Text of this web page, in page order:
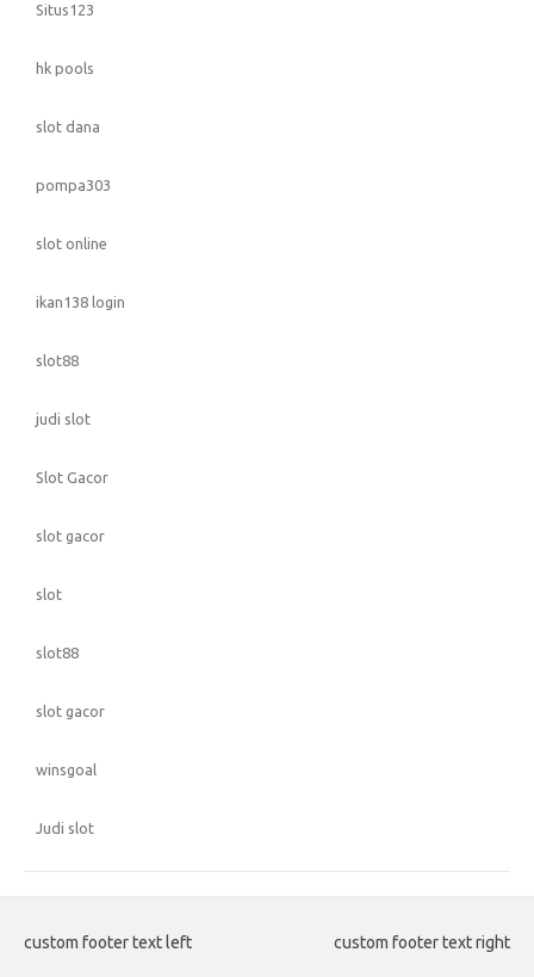
Situs123
hk pools
slot dana
pompa303
slot online
ikan138 login
slot88
judi slot
Slot Gacor
slot gacor
slot
slot88
slot gacor
winsgoal
Judi slot
custom footer text left custom footer text right